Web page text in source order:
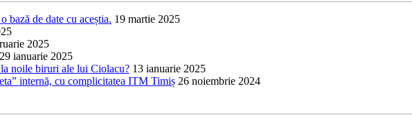
bază de date cu aceștia. 19 martie 2025
2025
29 ianuarie 2025
noile biruri ale lui Ciolacu? 13 ianuarie 2025
internă, cu complicitatea ITM Timiș 26 noiembrie 2024